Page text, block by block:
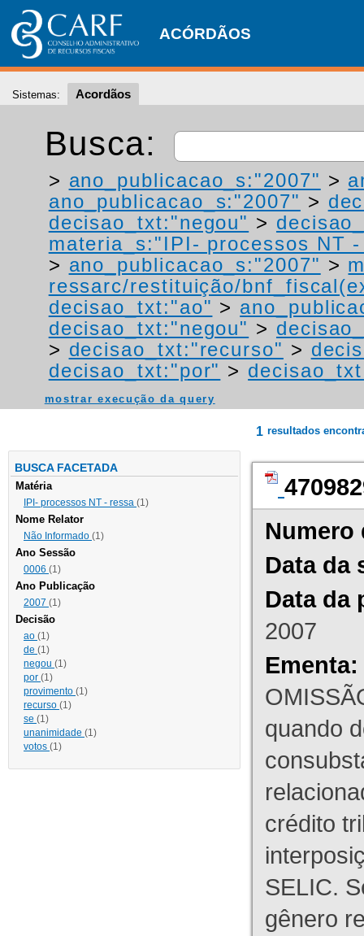
ACÓRDÃOS
Sistemas: Acordãos
Busca:
> ano_publicacao_s:"2007" >
ano_publicacao_s:"2007" >
decisao_txt:"negou" >
materia_s:"IPI- processos NT
> ano_publicacao_s:"2007" >
ressarc/restituição/
decisao_txt:"ao" >
decisao_txt:"negou" >
> decisao_txt:"recurso" >
decisao_txt:"por" >
mostrar execução da query
BUSCA FACETADA
Matéria
IPI- processos NT - ressa (1)
Nome Relator
Não Informado (1)
Ano Sessão
0006 (1)
Ano Publicação
2007 (1)
Decisão
ao (1)
de (1)
negou (1)
por (1)
provimento (1)
recurso (1)
se (1)
unanimidade (1)
votos (1)
1 resultados
Numero
Data da
Data da
2007
Ementa:
quando
crédito
SELIC.
gênero